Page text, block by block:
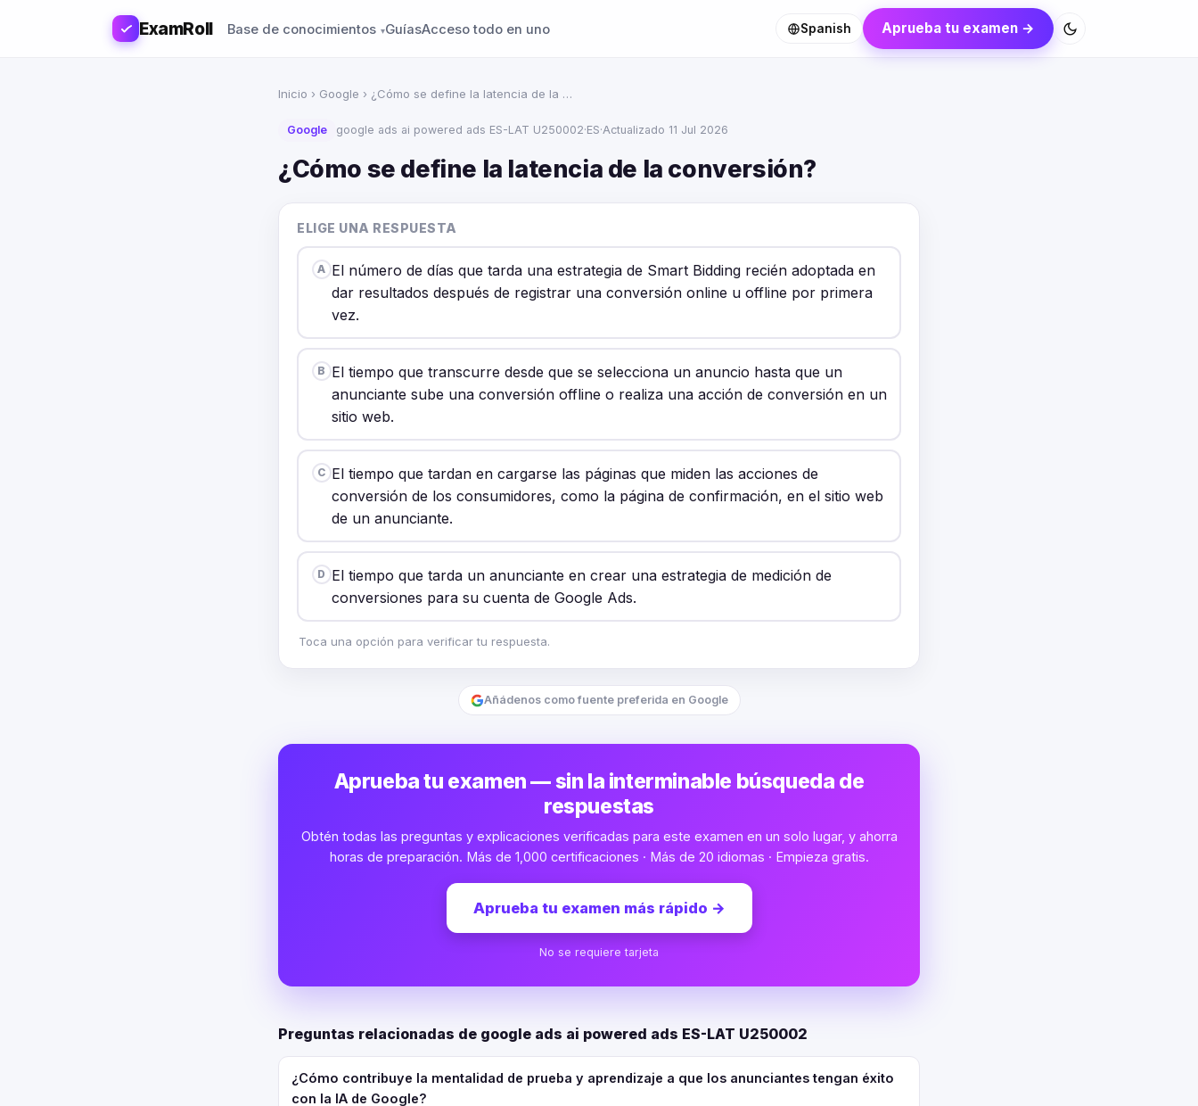
ExamRoll Base de conocimientos GuíasAcceso todo en uno Spanish Aprueba tu examen →
Inicio › Google › ¿Cómo se define la latencia de la …
Google google ads ai powered ads ES-LAT U250002·ES·Actualizado 11 Jul 2026
¿Cómo se define la latencia de la conversión?
ELIGE UNA RESPUESTA
A El número de días que tarda una estrategia de Smart Bidding recién adoptada en
dar resultados después de registrar una conversión online u offline por primera
vez.
B El tiempo que transcurre desde que se selecciona un anuncio hasta que un
anunciante sube una conversión offline o realiza una acción de conversión en un
sitio web.
C El tiempo que tardan en cargarse las páginas que miden las acciones de
conversión de los consumidores, como la página de confirmación, en el sitio web
de un anunciante.
D El tiempo que tarda un anunciante en crear una estrategia de medición de
conversiones para su cuenta de Google Ads.
Toca una opción para verificar tu respuesta.
Añádenos como fuente preferida en Google
Aprueba tu examen — sin la interminable búsqueda de
respuestas
Obtén todas las preguntas y explicaciones verificadas para este examen en un solo lugar, y ahorra
horas de preparación. Más de 1,000 certificaciones · Más de 20 idiomas · Empieza gratis.
Aprueba tu examen más rápido →
No se requiere tarjeta
Preguntas relacionadas de google ads ai powered ads ES-LAT U250002
¿Cómo contribuye la mentalidad de prueba y aprendizaje a que los anunciantes tengan éxito
con la IA de Google?